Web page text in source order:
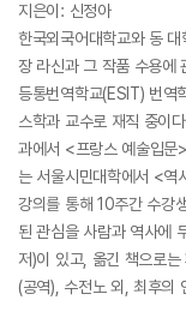
지은이: 신정아
한국외국어대학교와 동
장 라신과 그 작품 수용에
등통번역학교(ESIT) 번역
스학과 교수로 재직 중이
과에서 <프랑스 예술입문
는 서울시민대학에서 <역
강의를 통해 10주간 수강
된 관심을 사람과 역사에
저)이 있고, 옮긴 책으로
(공역), 수전노 외, 최후의